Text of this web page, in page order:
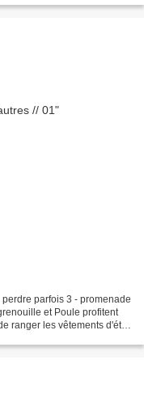
parfois 3 - promenade
et Poule profitent
ranger les vêtements d'été